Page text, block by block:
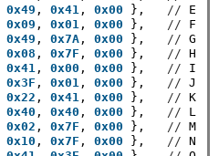
0x49 , 0x41 , 0x00 }, // E
0x09 , 0x01 , 0x00 }, // F
0x49 , 0x7A, 0x00 }, // G
0x08 , 0x7F , 0x00 }, // H
0x41 , 0x00 , 0x00 }, // I
0x3F , 0x01 , 0x00 }, // J
0x22 , 0x41 , 0x00 }, // K
0x40 , 0x40 , 0x00 }, // L
0x02 , 0x7F , 0x00 }, // M
0x10 , 0x7F , 0x00 }, // N